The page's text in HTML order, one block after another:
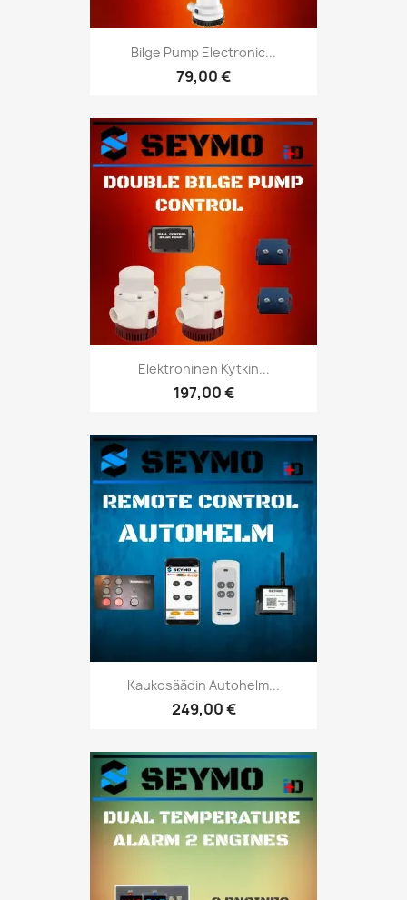
Bilge Pump Electronic...
79,00 €
Elektroninen Kytkin...
197,00 €
Kaukosäädin Autohelm...
249,00 €